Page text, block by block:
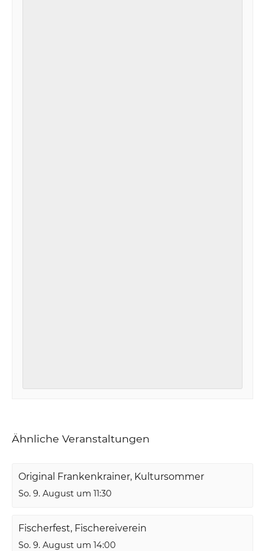
Ähnliche Veranstaltungen
Original Frankenkrainer, Kultursommer
So. 9. August um 11:30
Fischerfest, Fischereiverein
So. 9. August um 14:00